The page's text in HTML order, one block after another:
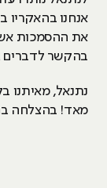
אנחנו בהאקריו
את ההסמכות
בהקשר לדברים
נתנאל, מאיתנו
מאד! בהצלחה